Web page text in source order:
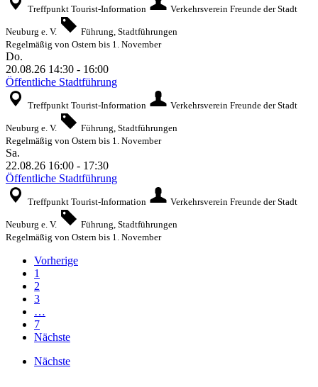
Treffpunkt Tourist-Information Verkehrsverein Freunde der Stadt
Neuburg e. V.
Führung, Stadtführungen
Regelmäßig von Ostern bis 1. November
Do.
20.08.26 14:30 - 16:00
Öffentliche Stadtführung
Treffpunkt Tourist-Information Verkehrsverein Freunde der Stadt
Neuburg e. V.
Führung, Stadtführungen
Regelmäßig von Ostern bis 1. November
Sa.
22.08.26 16:00 - 17:30
Öffentliche Stadtführung
Treffpunkt Tourist-Information Verkehrsverein Freunde der Stadt
Neuburg e. V.
Führung, Stadtführungen
Regelmäßig von Ostern bis 1. November
Vorherige
1
2
3
…
7
Nächste
Nächste